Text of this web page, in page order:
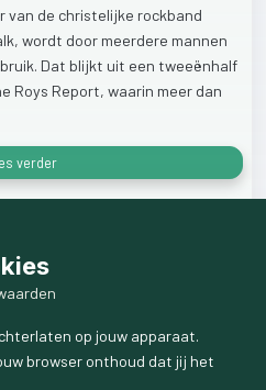
van de christelijke rockband
wordt door meerdere mannen
Dat blijkt uit een tweeënhalf
Roys Report, waarin meer dan
verder
op jouw apparaat.
browser onthoud dat jij het